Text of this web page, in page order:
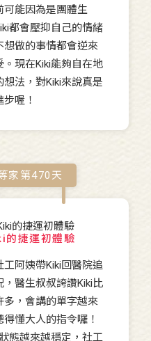
可能因為是團體生
都會壓抑自己的情緒
想做的事情都會逆來
。現在Kiki能夠自在地
想法，對Kiki來說真是
喔！
家第470 天
的捷運初體驗
工阿姨帶Kiki回醫院追
，醫生叔叔誇讚Kiki比
多，會講的單字越來
懂大人的指令囉！
態越來越穩定，社工